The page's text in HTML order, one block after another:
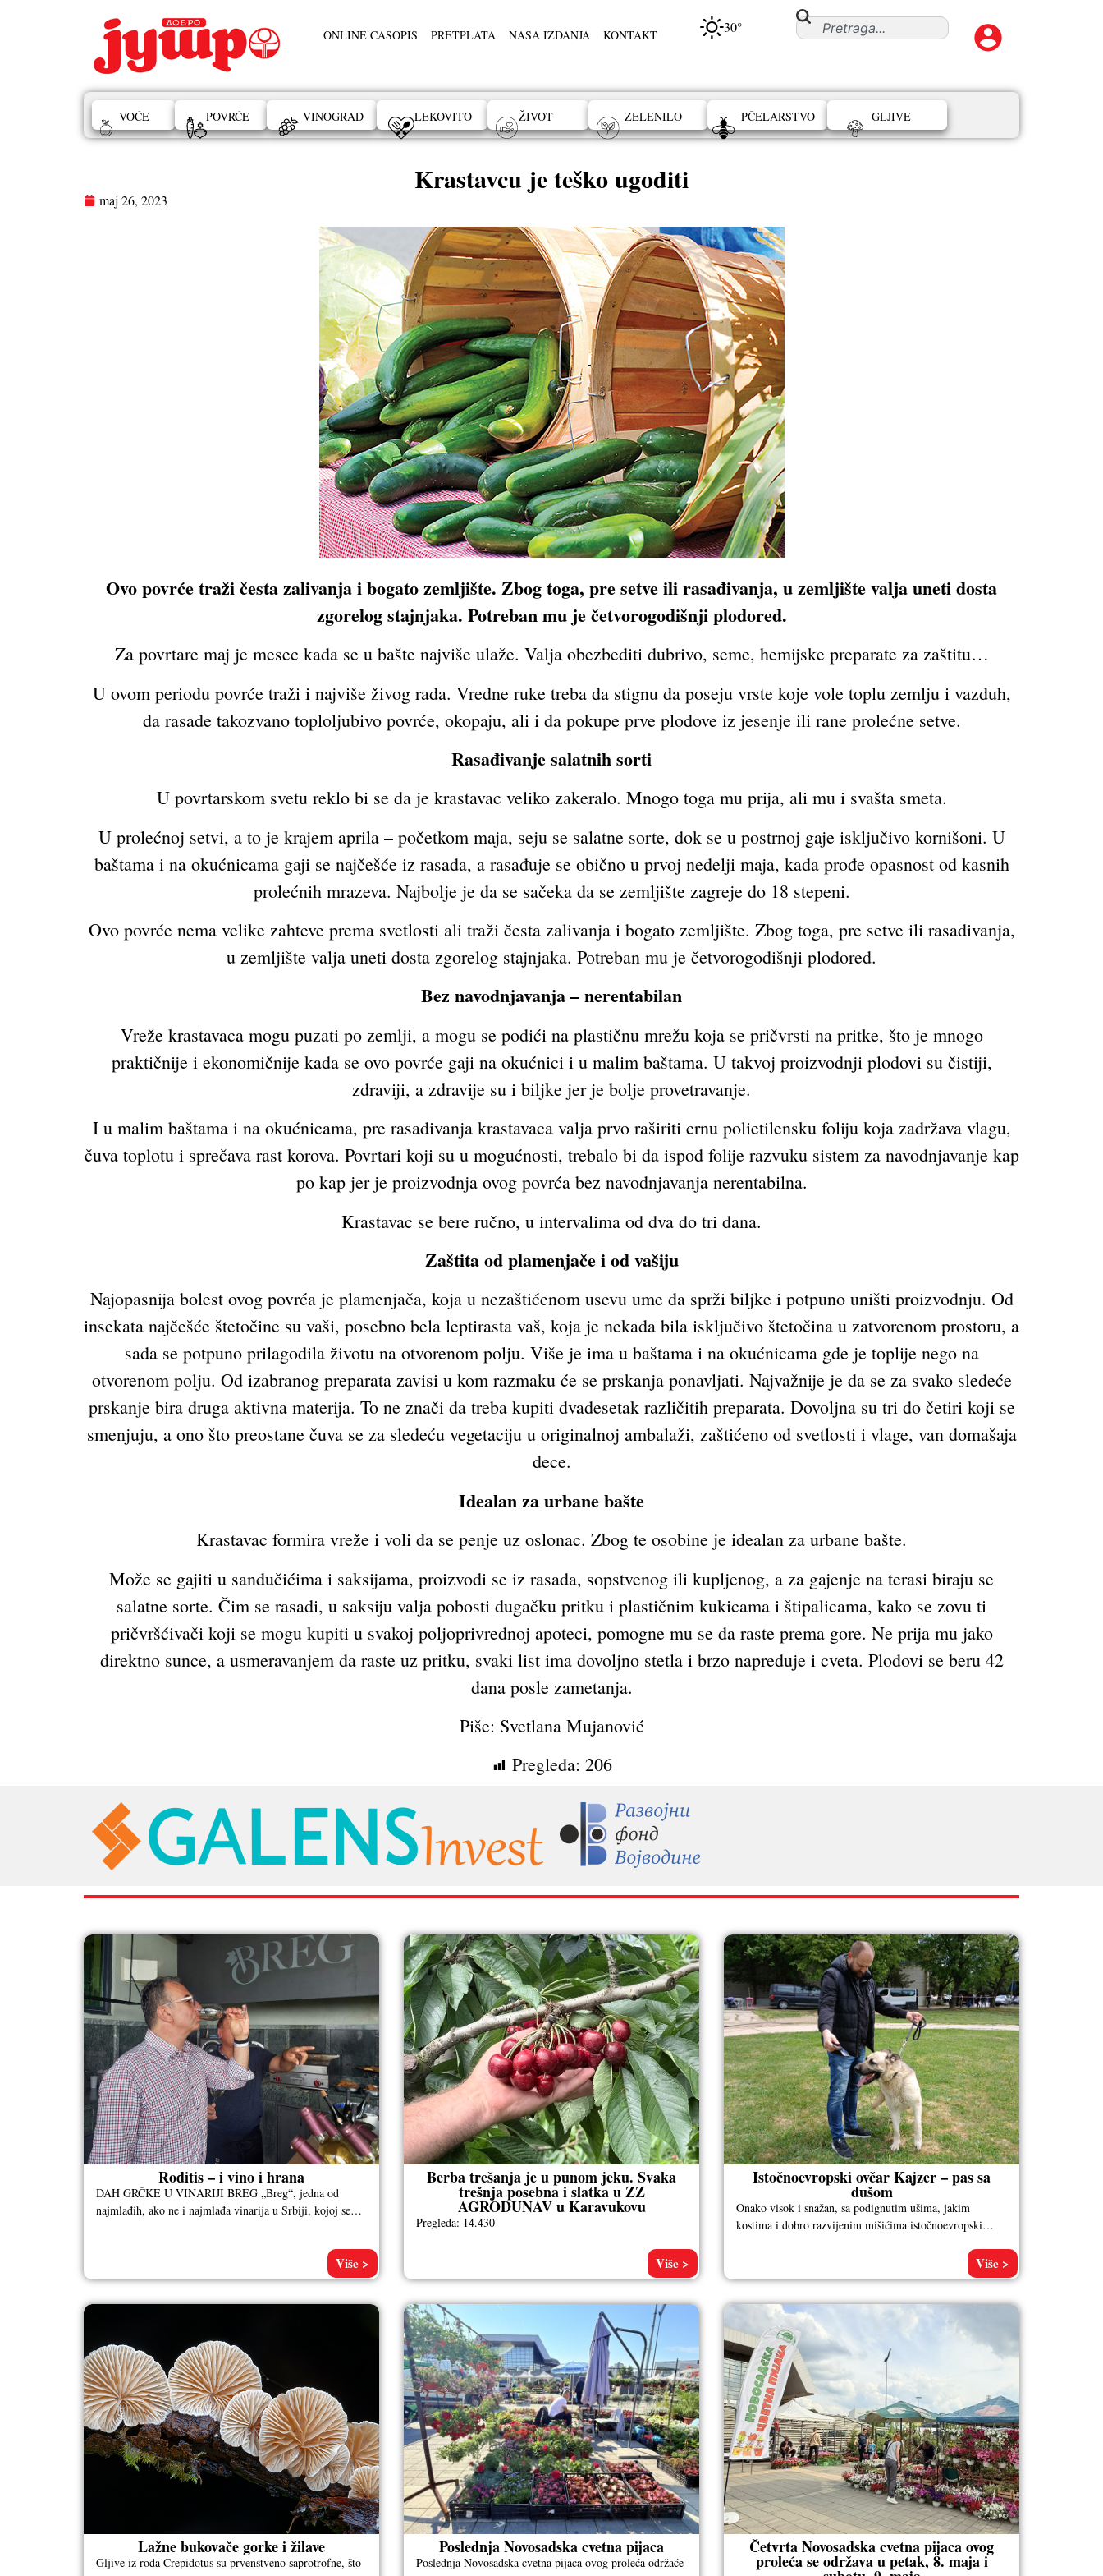
ONLINE ČASOPIS PRETPLATA NAŠA IZDANJA KONTAKT 30°
VOĆE POVRĆE VINOGRAD LEKOVITO ŽIVOT ZELENILO PČELARSTVO GLJIVE
Krastavcu je teško ugoditi
maj 26, 2023
Ovo povrće traži česta zalivanja i bogato zemljište. Zbog toga, pre setve ili rasađivanja, u zemljište valja uneti dosta
zgorelog stajnjaka. Potreban mu je četvorogodišnji plodored.
Za povrtare maj je mesec kada se u bašte najviše ulaže. Valja obezbediti đubrivo, seme, hemijske preparate za zaštitu…
U ovom periodu povrće traži i najviše živog rada. Vredne ruke treba da stignu da poseju vrste koje vole toplu zemlju i vazduh,
da rasade takozvano toploljubivo povrće, okopaju, ali i da pokupe prve plodove iz jesenje ili rane prolećne setve.
Rasađivanje salatnih sorti
U povrtarskom svetu reklo bi se da je krastavac veliko zakeralo. Mnogo toga mu prija, ali mu i svašta smeta.
U prolećnoj setvi, a to je krajem aprila – početkom maja, seju se salatne sorte, dok se u postrnoj gaje isključivo kornišoni. U
baštama i na okućnicama gaji se najčešće iz rasada, a rasađuje se obično u prvoj nedelji maja, kada prođe opasnost od kasnih
prolećnih mrazeva. Najbolje je da se sačeka da se zemljište zagreje do 18 stepeni.
Ovo povrće nema velike zahteve prema svetlosti ali traži česta zalivanja i bogato zemljište. Zbog toga, pre setve ili rasađivanja,
u zemljište valja uneti dosta zgorelog stajnjaka. Potreban mu je četvorogodišnji plodored.
Bez navodnjavanja – nerentabilan
Vreže krastavaca mogu puzati po zemlji, a mogu se podići na plastičnu mrežu koja se pričvrsti na pritke, što je mnogo
praktičnije i ekonomičnije kada se ovo povrće gaji na okućnici i u malim baštama. U takvoj proizvodnji plodovi su čistiji,
zdraviji, a zdravije su i biljke jer je bolje provetravanje.
I u malim baštama i na okućnicama, pre rasađivanja krastavaca valja prvo raširiti crnu polietilensku foliju koja zadržava vlagu,
čuva toplotu i sprečava rast korova. Povrtari koji su u mogućnosti, trebalo bi da ispod folije razvuku sistem za navodnjavanje kap
po kap jer je proizvodnja ovog povrća bez navodnjavanja nerentabilna.
Krastavac se bere ručno, u intervalima od dva do tri dana.
Zaštita od plamenjače i od vašiju
Najopasnija bolest ovog povrća je plamenjača, koja u nezaštićenom usevu ume da sprži biljke i potpuno uništi proizvodnju. Od
insekata najčešće štetočine su vaši, posebno bela leptirasta vaš, koja je nekada bila isključivo štetočina u zatvorenom prostoru, a
sada se potpuno prilagodila životu na otvorenom polju. Više je ima u baštama i na okućnicama gde je toplije nego na
otvorenom polju. Od izabranog preparata zavisi u kom razmaku će se prskanja ponavljati. Najvažnije je da se za svako sledeće
prskanje bira druga aktivna materija. To ne znači da treba kupiti dvadesetak različitih preparata. Dovoljna su tri do četiri koji se
smenjuju, a ono što preostane čuva se za sledeću vegetaciju u originalnoj ambalaži, zaštićeno od svetlosti i vlage, van domašaja
dece.
Idealan za urbane bašte
Krastavac formira vreže i voli da se penje uz oslonac. Zbog te osobine je idealan za urbane bašte.
Može se gajiti u sandučićima i saksijama, proizvodi se iz rasada, sopstvenog ili kupljenog, a za gajenje na terasi biraju se
salatne sorte. Čim se rasadi, u saksiju valja pobosti dugačku pritku i plastičnim kukicama i štipalicama, kako se zovu ti
pričvršćivači koji se mogu kupiti u svakoj poljoprivrednoj apoteci, pomogne mu se da raste prema gore. Ne prija mu jako
direktno sunce, a usmeravanjem da raste uz pritku, svaki list ima dovoljno stetla i brzo napreduje i cveta. Plodovi se beru 42
dana posle zametanja.
Piše: Svetlana Mujanović
Pregleda: 206
RAZNO
Roditis – i vino i hrana
DAH GRČKE U VINARIJI BREG „Breg“, jedna od
najmlađih, ako ne i najmlađa vinarija u Srbiji, kojoj se
Više >
Berba trešanja je u punom jeku. Svaka
trešnja posebna i slatka u ZZ
AGRODUNAV u Karavukovu
Pregleda: 14.430
Više >
Istočnoevropski ovčar Kajzer – pas sa
dušom
Onako visok i snažan, sa podignutim ušima, jakim
kostima i dobro razvijenim mišićima istočnoevropski
Više >
Lažne bukovače gorke i žilave
Gljive iz roda Crepidotus su prvenstveno saprotrofne, što
Poslednja Novosadska cvetna pijaca
Poslednja Novosadska cvetna pijaca ovog proleća održaće
Četvrta Novosadska cvetna pijaca ovog
proleća se održava u petak, 8. maja i